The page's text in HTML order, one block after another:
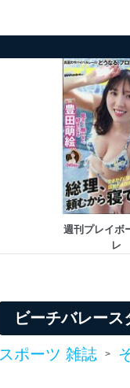
の状態を
苦情及び相
貴殿の個
適切、か
株式会社
TEL：
FAX：03-
e-mail：
改訂：
制定：
個人情報
週刊プレイボ
レ
ビーチバレー
スポーツ 雑誌 >